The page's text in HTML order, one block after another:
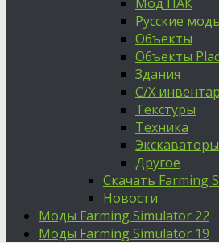
Русские
Объекты
Объекты
Здания
С/Х
Текстуры
Техника
Другое
Скачать Farming
Новости
Моды Farming Simulator 22
Моды Farming Simulator 19